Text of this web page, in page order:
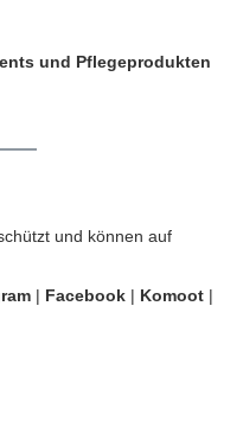
und Pflegeprodukten
und können auf
| Facebook | Komoot |